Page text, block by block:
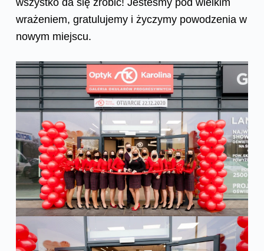
wrażeniem, gratulujemy i życzymy powodzenia w
nowym miejscu.